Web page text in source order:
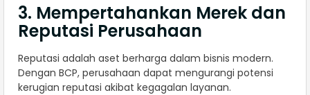
3. Mempertahankan Merek dan
Reputasi Perusahaan
Reputasi adalah aset berharga dalam bisnis modern.
Dengan BCP, perusahaan dapat mengurangi potensi
kerugian reputasi akibat kegagalan layanan.